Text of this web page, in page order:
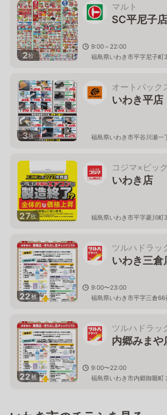
2枚
マルト
SC平尼子店
9:00～22:00
福島県いわき市平字尼子町
3枚
オートバック
いわき平店
福島県いわき市平谷川瀬一
27枚
コジマ×ビッ
いわき店
福島県いわき市平字菱川町
22枚
ツルハドラッ
いわき三倉
9:00〜23:00
福島県いわき市平字三倉66
22枚
ツルハドラッ
内郷みまや
9:00〜22:00
福島県いわき市内郷御厩町